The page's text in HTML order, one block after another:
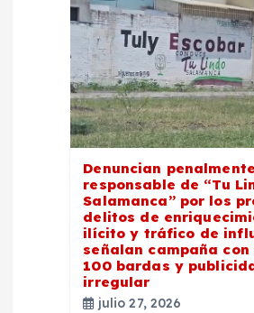
Denuncian
responsable de “Tu
Salamanca” por los
delitos de
ilícito y tráfico de
señalan campaña con
100 bardas y
irregular
julio 27, 2026